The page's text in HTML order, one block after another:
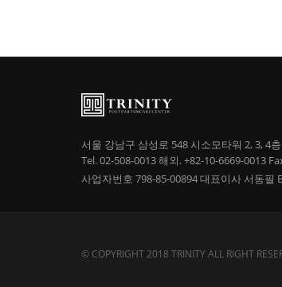
서울 강남구 삼성로 548 시소모타워 2, 3, 4층
Tel. 02-508-0013해외. +82-10-6669-0013
사업자번호 798-85-00894대표이사 서동필
© COPYRIGHT 2018 TRINITY ALL RIGHT